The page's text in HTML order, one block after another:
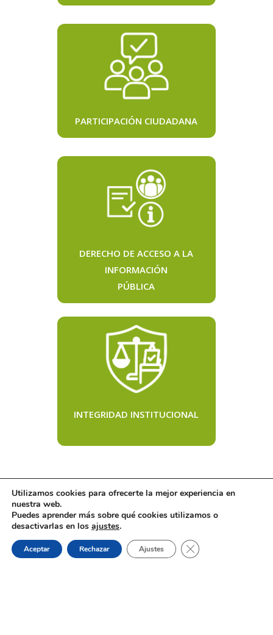
PARTICIPACIÓN CIUDADANA
DERECHO DE ACCESO A LA
INFORMACIÓN
PÚBLICA
INTEGRIDAD INSTITUCIONAL
Utilizamos cookies para ofrecerte la mejor experiencia en
nuestra web.
Puedes aprender más sobre qué cookies utilizamos o
desactivarlas en los ajustes.
Aceptar Rechazar Ajustes Cerrar el banner de